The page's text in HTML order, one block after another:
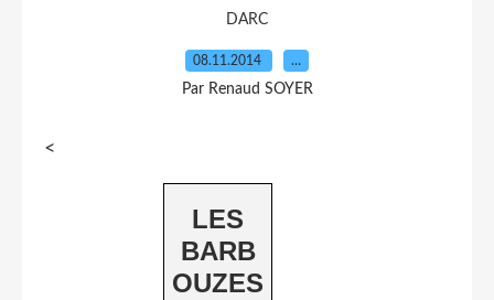
DARC
08.11.2014 …
Par Renaud SOYER
<
LES
BARB
OUZES